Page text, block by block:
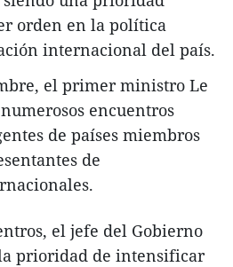
orden en la política
internacional del país.
el primer ministro Le
encuentros
de países miembros
de
el jefe del Gobierno
prioridad de intensificar